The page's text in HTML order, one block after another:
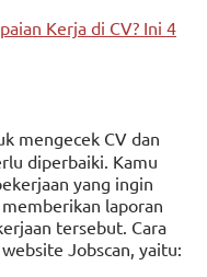
Kerja di CV? Ini 4
mengecek CV dan
diperbaiki. Kamu
yang ingin
laporan
tersebut. Cara
Jobscan, yaitu: